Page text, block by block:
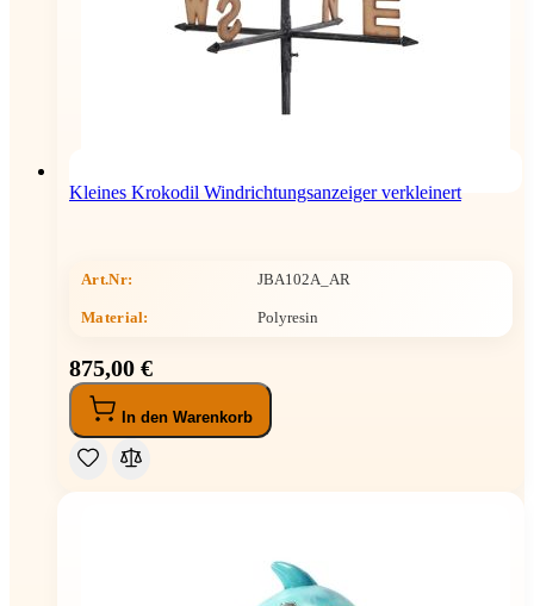
Kleines Krokodil Windrichtungsanzeiger verkleinert
Art.Nr: JBA102A_AR
Material: Polyresin
875,00 €
In den Warenkorb